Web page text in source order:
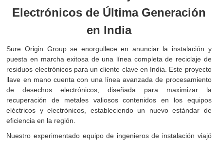
Electrónicos de Última Generación
en India
Sure Origin Group se enorgullece en anunciar la instalación y
puesta en marcha exitosa de una línea completa de reciclaje de
residuos electrónicos para un cliente clave en India. Este proyecto
llave en mano cuenta con una línea avanzada de procesamiento
de desechos electrónicos, diseñada para maximizar la
recuperación de metales valiosos contenidos en los equipos
eléctricos y electrónicos, estableciendo un nuevo estándar de
eficiencia en la región.
Nuestro experimentado equipo de ingenieros de instalación viajó